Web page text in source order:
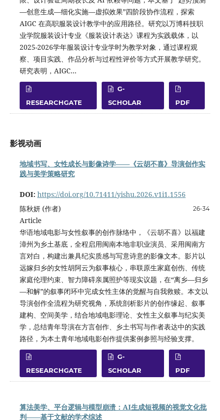
—创意生成—细化实施—虚拟效果”四阶段协作流程，探索
AIGC 在高职服装设计教学中的应用路径。研究以万博科技职
业学院服装设计专业《服装设计表达》课程为实践载体，以
2025-2026学年服装设计专业学时为教学对象，通过课程观
察、项目实践、作品分析与过程性评价等方式开展教学研究。
研究表明，AIGC...
RESEARCHGATE
G-
SCHOLAR
PDF
影视动画
地域书写、女性成长与影像诗学——《云胡不喜》导演创作实
践与美学策略研究
DOI: https://doi.org/10.71411/yishu.2026.v1i1.1556
26-34
陈秋妍 (作者)
Article
华语地域电影与女性叙事的创作脉络中，《云胡不喜》以福建
漳州为乡土基底，全程启用闽南本地非职业演员、采用闽南方
言对白，构建出兼具纪实质感与写意诗意的影像文本。影片以
远嫁归乡的女性胡阿云为叙事核心，串联原生家庭创伤、传统
家庭伦理约束、智力障碍亲属照护等现实议题，在“离乡—归乡
—和解”的叙事闭环中完成女性主体的觉醒与自我救赎。本文以
导演创作全流程为研究视角，系统剖析影片的创作缘起、叙事
建构、空间美学，结合地域电影理论、女性主义叙事与纪实美
学，总结青年导演在方言创作、乡土书写与作者表达中的实践
路径，为本土青年地域电影创作提供案例参照与经验支撑。
RESEARCHGATE
G-
SCHOLAR
PDF
算法美学、平台逻辑与模型崩溃：AI生成短视频的视觉文化批
判——基于文献的学术综述